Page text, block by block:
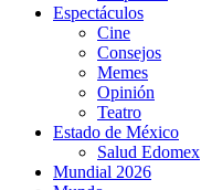
Espectáculos
Cine
Consejos
Memes
Opinión
Teatro
Estado de México
Salud Edomex
Mundial 2026